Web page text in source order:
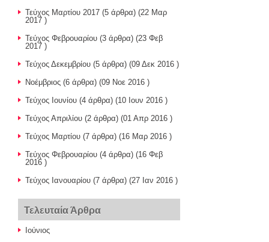
Τεύχος Μαρτίου 2017 (5 άρθρα) (22 Μαρ
2017 )
Τεύχος Φεβρουαρίου (3 άρθρα) (23 Φεβ
2017 )
Τεύχος Δεκεμβρίου (5 άρθρα) (09 Δεκ 2016 )
Νοέμβριος (6 άρθρα) (09 Νοε 2016 )
Τεύχος Ιουνίου (4 άρθρα) (10 Ιουν 2016 )
Τεύχος Απριλίου (2 άρθρα) (01 Απρ 2016 )
Τεύχος Μαρτίου (7 άρθρα) (16 Μαρ 2016 )
Τεύχος Φεβρουαρίου (4 άρθρα) (16 Φεβ
2016 )
Τεύχος Ιανουαρίου (7 άρθρα) (27 Ιαν 2016 )
Τελευταία Άρθρα
Ιούνιος